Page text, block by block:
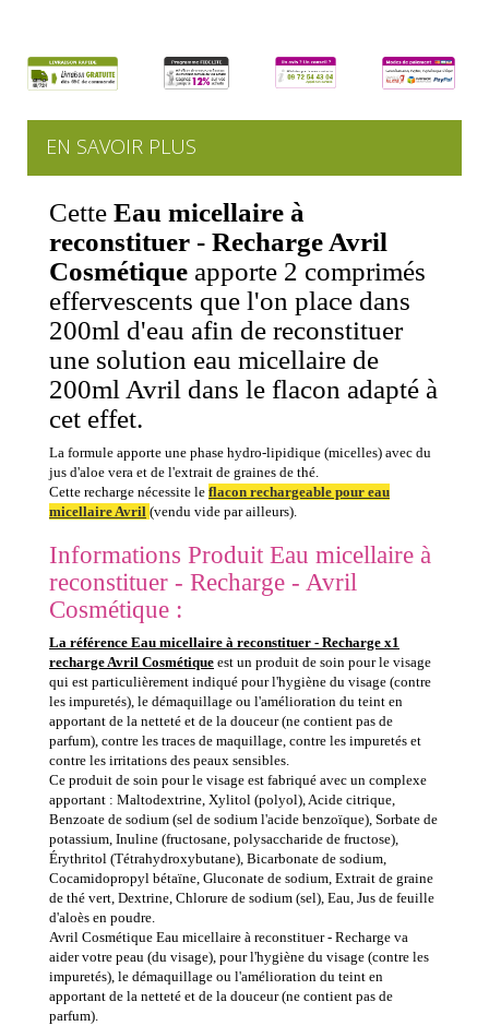
EN SAVOIR PLUS
Cette Eau micellaire à
reconstituer - Recharge Avril
Cosmétique apporte 2 comprimés
effervescents que l'on place dans
200ml d'eau afin de reconstituer
une solution eau micellaire de
200ml Avril dans le flacon adapté à
cet effet.
La formule apporte une phase hydro-lipidique (micelles) avec du
jus d'aloe vera et de l'extrait de graines de thé.
Cette recharge nécessite le flacon rechargeable pour eau
micellaire Avril (vendu vide par ailleurs).
Informations Produit Eau micellaire à
reconstituer - Recharge - Avril
Cosmétique :
La référence Eau micellaire à reconstituer - Recharge x1
recharge Avril Cosmétique est un produit de soin pour le visage
qui est particulièrement indiqué pour l'hygiène du visage (contre
les impuretés), le démaquillage ou l'amélioration du teint en
apportant de la netteté et de la douceur (ne contient pas de
parfum), contre les traces de maquillage, contre les impuretés et
contre les irritations des peaux sensibles.
Ce produit de soin pour le visage est fabriqué avec un complexe
apportant : Maltodextrine, Xylitol (polyol), Acide citrique,
Benzoate de sodium (sel de sodium l'acide benzoïque), Sorbate de
potassium, Inuline (fructosane, polysaccharide de fructose),
Érythritol (Tétrahydroxybutane), Bicarbonate de sodium,
Cocamidopropyl bétaïne, Gluconate de sodium, Extrait de graine
de thé vert, Dextrine, Chlorure de sodium (sel), Eau, Jus de feuille
d'aloès en poudre.
Avril Cosmétique Eau micellaire à reconstituer - Recharge va
aider votre peau (du visage), pour l'hygiène du visage (contre les
impuretés), le démaquillage ou l'amélioration du teint en
apportant de la netteté et de la douceur (ne contient pas de
parfum).